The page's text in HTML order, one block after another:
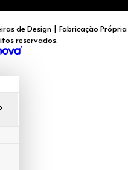
de Design | Fabricação
reservados.